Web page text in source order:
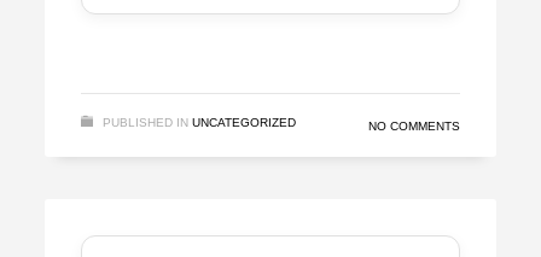
PUBLISHED IN UNCATEGORIZED NO COMMENTS